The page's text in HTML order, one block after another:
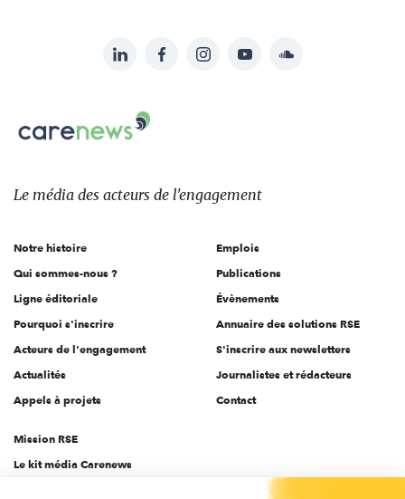
sur:
LinkedInFacebookInstagramYouTubeSoundcloud
Le
des
l'engagement
Le média des acteurs de l'engagement
Notre histoire
Qui sommes-nous ?
Ligne éditoriale
Pourquoi s'inscrire
Acteurs de l'engagement
Actualités
Appels à projets
Emplois
Publications
Évènements
Annuaire des solutions RSE
S'inscrire aux newsletters
Journalistes et rédacteurs
Contact
Mission RSE
Le kit média Carenews